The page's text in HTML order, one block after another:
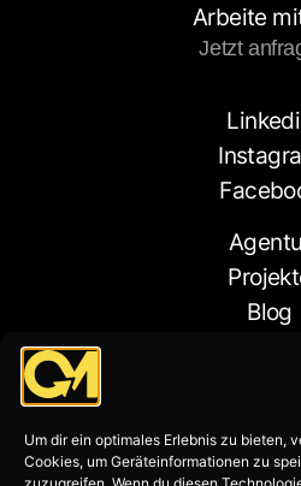
Um dir ein optimales Erlebnis zu bieten,
Cookies, um Geräteinformationen zu
Arbeite
Jetzt
Blog